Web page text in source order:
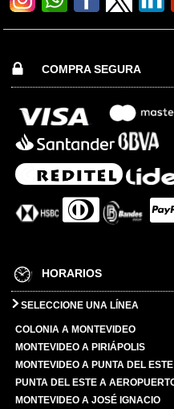
COMPRA SEGURA
HORARIOS
SELECCIONE UNA LÍNEA
COLONIA A MONTEVIDEO
MONTEVIDEO A PIRIÁPOLIS
MONTEVIDEO A PUNTA DEL ESTE
PUNTA DEL ESTE A
MONTEVIDEO A JOSÉ IGNACIO